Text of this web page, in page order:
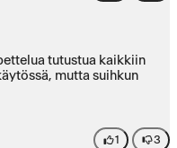
tutustua kaikkiin
mutta suihkun
1 3